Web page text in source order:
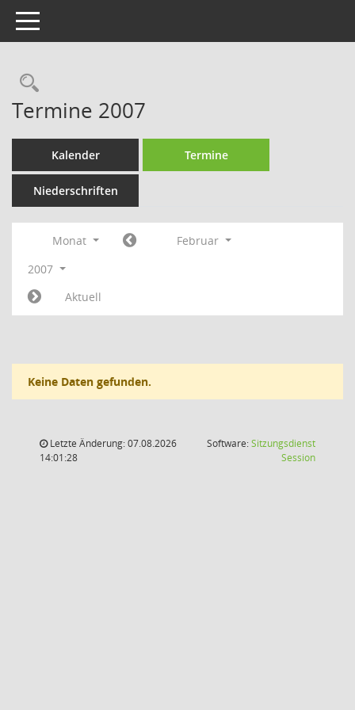
Toggle navigation
Rechercheauswahl
Termine 2007
Kalender Termine
Niederschriften
Monat
Februar
2007
Aktuell
Keine Daten gefunden.
Letzte Änderung: 07.08.2026
14:01:28
Software:Sitzungsdienst
Session(Wird in